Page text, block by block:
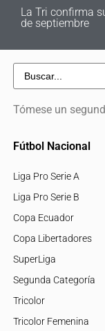
La Tri confirma
de septiembre
Tómese un
Fútbol Nacional
Liga Pro Serie A
Liga Pro Serie B
Copa Ecuador
Copa Libertadores
SuperLiga
Segunda Categoría
Tricolor
Tricolor Femenina